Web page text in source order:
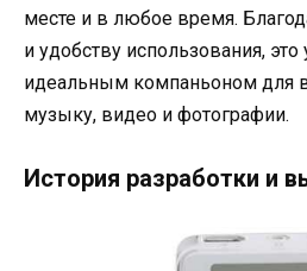
месте и в любое время.
и удобству использования, это
идеальным компаньоном для
музыку, видео и фотографии.
История разработки и